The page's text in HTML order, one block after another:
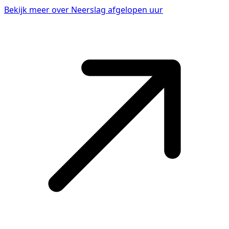
Bekijk meer over Neerslag afgelopen uur